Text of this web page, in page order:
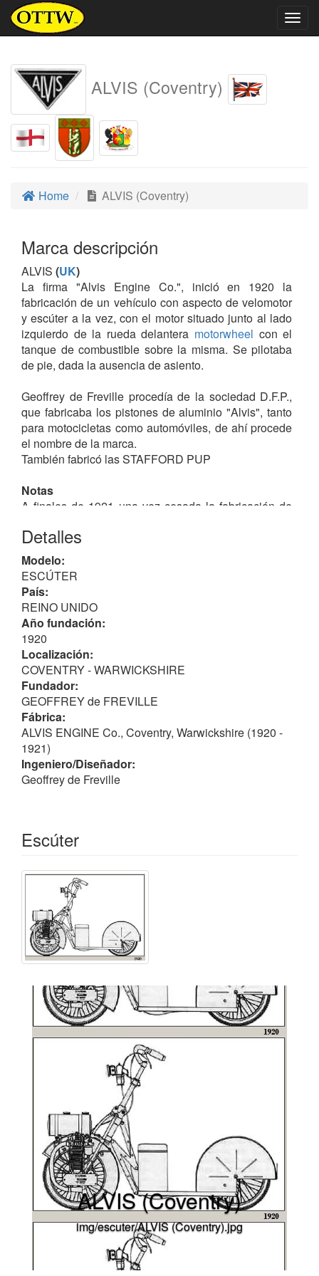
ALVIS (Coventry)
Home ALVIS (Coventry)
Marca descripción
ALVIS (UK)
La firma "Alvis Engine Co.", inició en 1920 la
fabricación de un vehículo con aspecto de velomotor
y escúter a la vez, con el motor situado junto al lado
izquierdo de la rueda delantera motorwheel con el
tanque de combustible sobre la misma. Se pilotaba
de pie, dada la ausencia de asiento.
Geoffrey de Freville procedía de la sociedad D.F.P.,
que fabricaba los pistones de aluminio "Alvis", tanto
para motocicletas como automóviles, de ahí procede
el nombre de la marca.
También fabricó las STAFFORD PUP
Notas
A finales de 1921 una vez cesada la fabricación de
& Engineering Co.,Ltd.", Coventry, fabricante de
automóviles hasta 1937.
En el año 2001 reapareció otra firma ALVIS ("Alvis
Car Co."), con sede en Common Lane, Kenilworth,
también fabricante de automóviles hasta la
actualidad.
Sin relación con la firma
Detalles
Modelo:
ESCÚTER
País:
REINO UNIDO
Año fundación:
1920
Localización:
COVENTRY - WARWICKSHIRE
Fundador:
GEOFFREY de FREVILLE
Fábrica:
ALVIS ENGINE Co., Coventry, Warwickshire (1920 -
1921)
Ingeniero/Diseñador:
Geoffrey de Freville
Escúter
ALVIS (Coventry)
img/escuter/ALVIS (Coventry).jpg